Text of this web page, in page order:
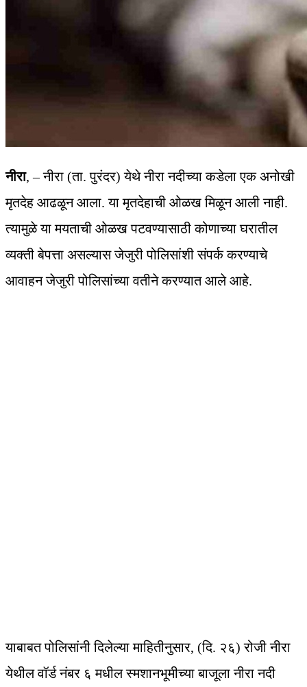
नीरा, – नीरा (ता. पुरंदर) येथे नीरा नदीच्या कडेला एक अनोखी
मृतदेह आढळून आला. या मृतदेहाची ओळख मिळून आली नाही.
त्यामुळे या मयताची ओळख पटवण्यासाठी कोणाच्या घरातील
व्यक्ती बेपत्ता असल्यास जेजुरी पोलिसांशी संपर्क करण्याचे
आवाहन जेजुरी पोलिसांच्या वतीने करण्यात आले आहे.
याबाबत पोलिसांनी दिलेल्या माहितीनुसार, (दि. २६) रोजी नीरा
येथील वॉर्ड नंबर ६ मधील स्मशानभूमीच्या बाजूला नीरा नदी